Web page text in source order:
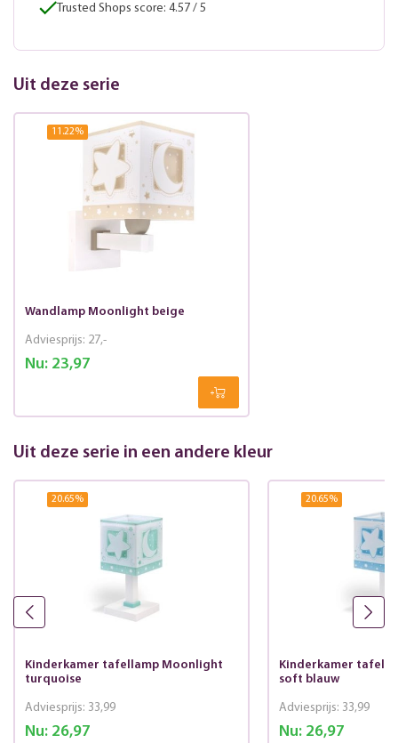
Trusted Shops score: 4.57 / 5
Uit deze serie
11.22%
Wandlamp Moonlight beige
Nu:23,97
Adviesprijs: 27,-
Uit deze serie in een andere kleur
20.65%
Kinderkamer tafellamp Moonlight
turquoise
Nu:26,97
Adviesprijs: 33,99
20.65%
Kinderkamer
soft blauw
Nu:26,97
Adviesprijs: 33,99